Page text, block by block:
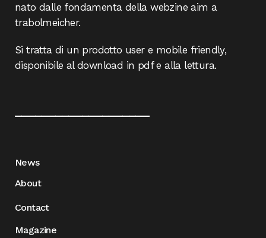
nato dalle fondamenta della webzine aim a
trabolmeicher.
Si tratta di un prodotto user e mobile friendly,
disponibile al download in pdf e alla lettura.
News
About
Contact
Magazine